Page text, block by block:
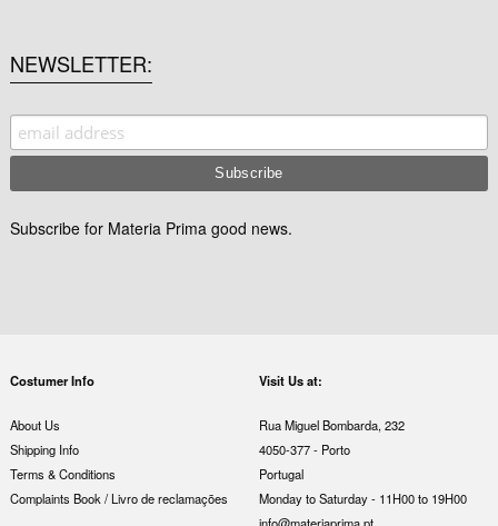
NEWSLETTER
Subscribe for Materia Prima good news.
Costumer Info
About Us
Shipping Info
Terms & Conditions
Complaints Book / Livro de reclamações
Visit Us at:
Rua Miguel Bombarda, 232
4050-377 - Porto
Portugal
Monday to Saturday - 11H00 to 19H00